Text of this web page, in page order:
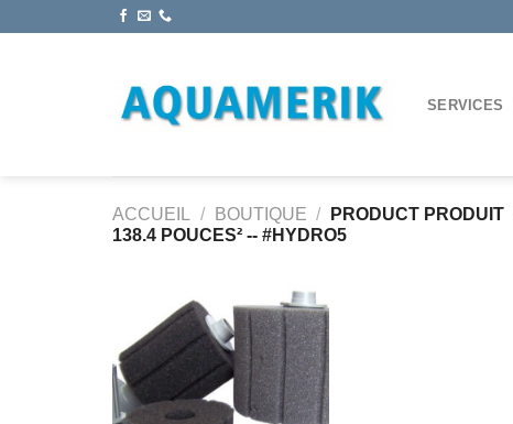
SERVICES
ACCUEIL / BOUTIQUE / PRODUCT PRODUIT
138.4 POUCES² -- #HYDRO5
Ajouter
à la
wishlist